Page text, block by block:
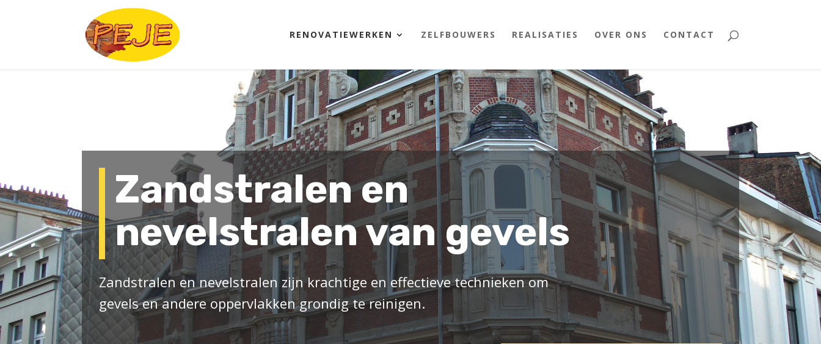
RENOVATIEWERKEN ZELFBOUWERS REALISATIES OVER ONS CONTACT
Zandstralen en
nevelstralen van gevels
Zandstralen en nevelstralen zijn krachtige en effectieve technieken om
gevels en andere oppervlakken grondig te reinigen.